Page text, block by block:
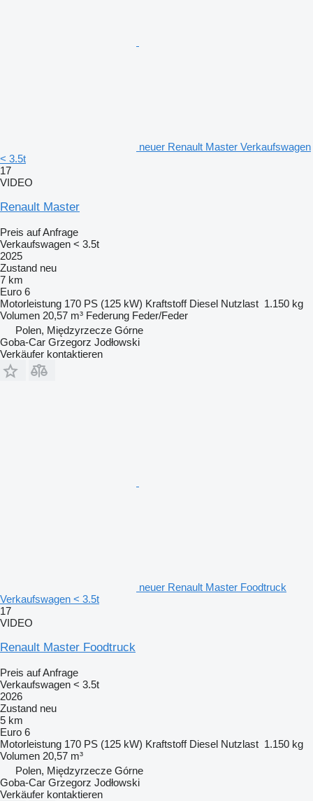
neuer Renault Master Verkaufswagen
< 3.5t
17
VIDEO
Renault Master
Preis auf Anfrage
Verkaufswagen < 3.5t
2025
Zustand neu
7 km
Euro 6
Motorleistung 170 PS (125 kW) Kraftstoff Diesel Nutzlast 1.150 kg
Volumen 20,57 m³ Federung Feder/Feder
Polen, Międzyrzecze Górne
Goba-Car Grzegorz Jodłowski
Verkäufer kontaktieren
neuer Renault Master Foodtruck
Verkaufswagen < 3.5t
17
VIDEO
Renault Master Foodtruck
Preis auf Anfrage
Verkaufswagen < 3.5t
2026
Zustand neu
5 km
Euro 6
Motorleistung 170 PS (125 kW) Kraftstoff Diesel Nutzlast 1.150 kg
Volumen 20,57 m³
Polen, Międzyrzecze Górne
Goba-Car Grzegorz Jodłowski
Verkäufer kontaktieren